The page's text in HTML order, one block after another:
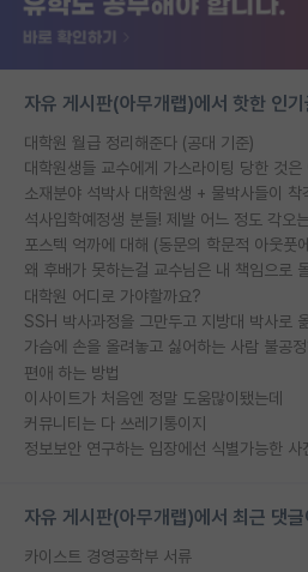
자유 게시판(아무개랩)에서 핫한 인
대학원 월급 정리해준다 (공대 기준)
소재분야 석박사 대학원생 + 물박사들이 착
대학원 어디로 가야할까요?
가슴에 손을 올려놓고 싫어하는 사람 불공
편애 하는 방법
이사이트가 처음엔 정말 도움많이됐는데
커뮤니티는 다 쓰레기통이지
자유 게시판(아무개랩)에서 최근 댓
카이스트 경영공학부 서류